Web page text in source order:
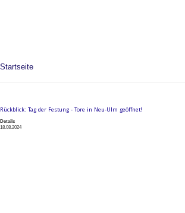
Startseite
Rückblick: Tag der Festung - Tore in Neu-Ulm geöffnet!
Details
18.08.2024